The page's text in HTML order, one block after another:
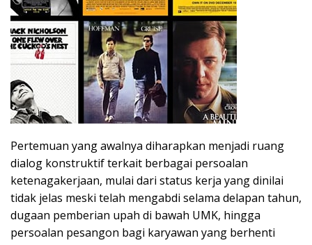
Pertemuan yang awalnya diharapkan menjadi ruang
dialog konstruktif terkait berbagai persoalan
ketenagakerjaan, mulai dari status kerja yang dinilai
tidak jelas meski telah mengabdi selama delapan tahun,
dugaan pemberian upah di bawah UMK, hingga
persoalan pesangon bagi karyawan yang berhenti